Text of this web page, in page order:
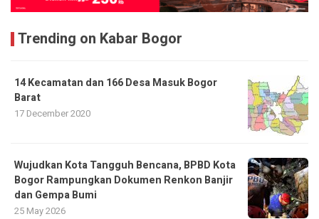
Trending on Kabar Bogor
14 Kecamatan dan 166 Desa Masuk Bogor
Barat
17 December 2020
​Wujudkan Kota Tangguh Bencana, BPBD Kota
Bogor Rampungkan Dokumen Renkon Banjir
dan Gempa Bumi
25 May 2026